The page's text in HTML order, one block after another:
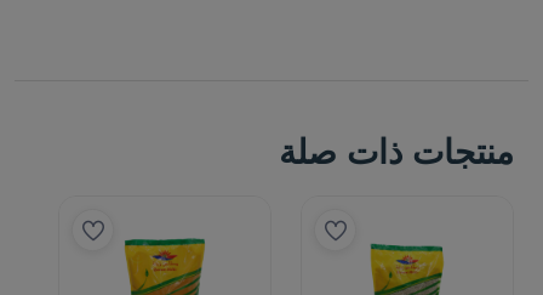
منتجات ذات صلة